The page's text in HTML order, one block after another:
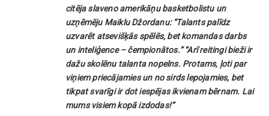
citēja slaveno amerikāņu basketbolistu un
uzņēmēju Maiklu Džordanu: “Talants palīdz
uzvarēt atsevišķās spēlēs, bet komandas darbs
un inteliģence – čempionātos.” “Arī reitingi bieži ir
dažu skolēnu talanta nopelns. Protams, ļoti par
viņiem priecājamies un no sirds lepojamies, bet
tikpat svarīgi ir dot iespējas ikvienam bērnam. Lai
mums visiem kopā izdodas!”